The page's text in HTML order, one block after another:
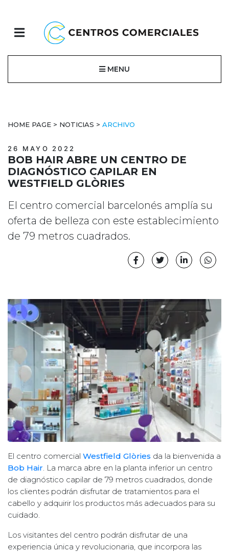
MENU
HOME PAGE > NOTICIAS > ARCHIVO
26 MAYO 2022
BOB HAIR ABRE UN CENTRO DE
DIAGNÓSTICO CAPILAR EN
WESTFIELD GLÒRIES
El centro comercial barcelonés amplía su
oferta de belleza con este establecimiento
de 79 metros cuadrados.
El centro comercial Westfield Glòries da la bienvenida a
Bob Hair. La marca abre en la planta inferior un centro
de diagnóstico capilar de 79 metros cuadrados, donde
los clientes podrán disfrutar de tratamientos para el
cabello y adquirir los productos más adecuados para su
cuidado.
Los visitantes del centro podrán disfrutar de una
experiencia única y revolucionaria, que incorpora las